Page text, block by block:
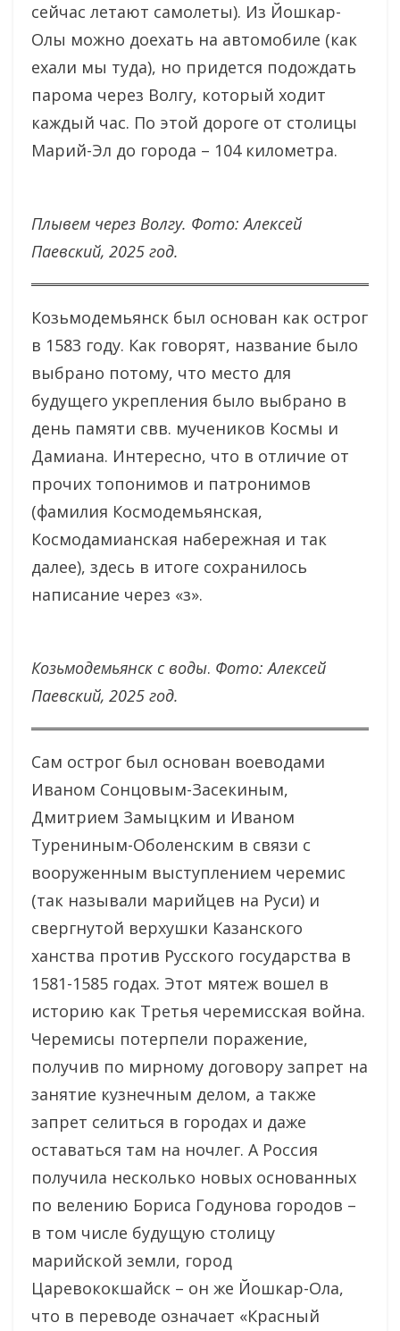
сейчас летают самолеты). Из Йошкар-
Олы можно доехать на автомобиле (как
ехали мы туда), но придется подождать
парома через Волгу, который ходит
каждый час. По этой дороге от столицы
Марий-Эл до города – 104 километра.
Плывем через Волгу. Фото: Алексей
Паевский, 2025 год.
Козьмодемьянск был основан как острог
в 1583 году. Как говорят, название было
выбрано потому, что место для
будущего укрепления было выбрано в
день памяти свв. мучеников Космы и
Дамиана. Интересно, что в отличие от
прочих топонимов и патронимов
(фамилия Космодемьянская,
Космодамианская набережная и так
далее), здесь в итоге сохранилось
написание через «з».
Козьмодемьянск с воды. Фото: Алексей
Паевский, 2025 год.
Сам острог был основан воеводами
Иваном Сонцовым-Засекиным,
Дмитрием Замыцким и Иваном
Турениным-Оболенским в связи с
вооруженным выступлением черемис
(так называли марийцев на Руси) и
свергнутой верхушки Казанского
ханства против Русского государства в
1581-1585 годах. Этот мятеж вошел в
историю как Третья черемисская война.
Черемисы потерпели поражение,
получив по мирному договору запрет на
занятие кузнечным делом, а также
запрет селиться в городах и даже
оставаться там на ночлег. А Россия
получила несколько новых основанных
по велению Бориса Годунова городов –
в том числе будущую столицу
марийской земли, город
Царевококшайск – он же Йошкар-Ола,
что в переводе означает «Красный